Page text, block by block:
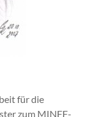
für die
zum MINFF-